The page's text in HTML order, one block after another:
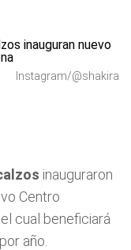
Instagram/@shakira
inauguraron
Centro
cual beneficiará
año.